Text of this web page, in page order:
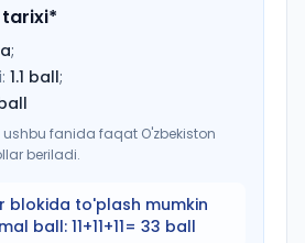
*
;
1.1 ball;
fanida faqat O'zbekiston
beriladi.
blokida to'plash mumkin
ball: 11+11+11= 33 ball